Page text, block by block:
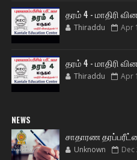
தரம் 4 - மாதிரி
Thiraddu Apr
தரம் 4 - மாதிரி
Thiraddu Apr
NEWS
சாதாரண
Unknown Dec